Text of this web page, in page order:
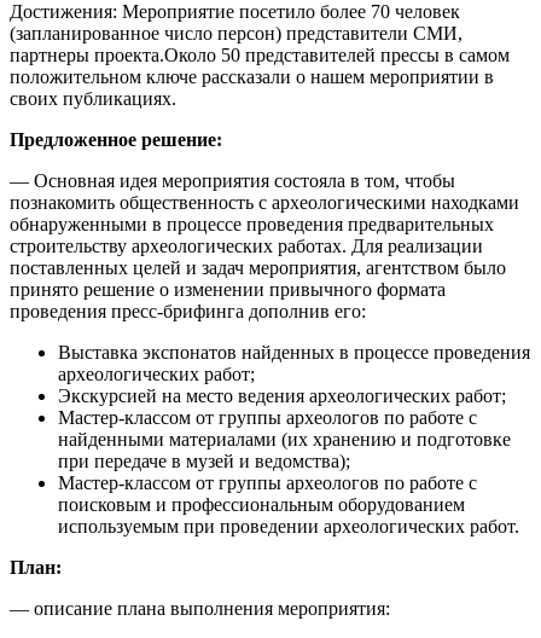
Достижения: Мероприятие посетило более 70 человек
(запланированное число персон) представители СМИ,
партнеры проекта.Около 50 представителей прессы в самом
положительном ключе рассказали о нашем мероприятии в
своих публикациях.
Предложенное решение:
— Основная идея мероприятия состояла в том, чтобы
познакомить общественность с археологическими находками
обнаруженными в процессе проведения предварительных
строительству археологических работах. Для реализации
поставленных целей и задач мероприятия, агентством было
принято решение о изменении привычного формата
проведения пресс-брифинга дополнив его:
Выставка экспонатов найденных в процессе проведения
археологических работ;
Экскурсией на место ведения археологических работ;
Мастер-классом от группы археологов по работе с
найденными материалами (их хранению и подготовке
при передаче в музей и ведомства);
Мастер-классом от группы археологов по работе с
поисковым и профессиональным оборудованием
используемым при проведении археологических работ.
План:
— описание плана выполнения мероприятия: